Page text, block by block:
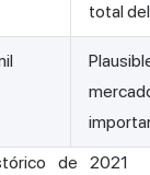
total
de 2021